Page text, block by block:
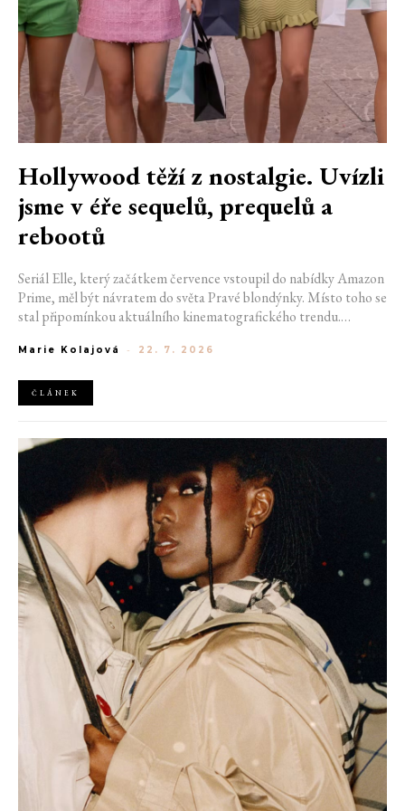
Hollywood těží z nostalgie. Uvízli
jsme v éře sequelů, prequelů a
rebootů
Seriál Elle, který začátkem července vstoupil do nabídky Amazon
Prime, měl být návratem do světa Pravé blondýnky. Místo toho se
stal připomínkou aktuálního kinematografického trendu.
Prequely, sequely, spin-offy i rebooty zaplnily kina i streamovací
vzácností. Proč se filmový průmysl tak moc bojí nových nápadů?
A můžeme si za to sami?
Marie Kolajová - 22. 7. 2026
ČLÁNEK